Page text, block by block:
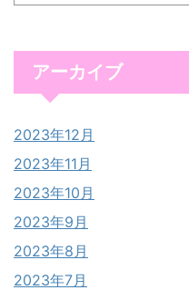
アーカイブ
2023年12月
2023年11月
2023年10月
2023年9月
2023年8月
2023年7月